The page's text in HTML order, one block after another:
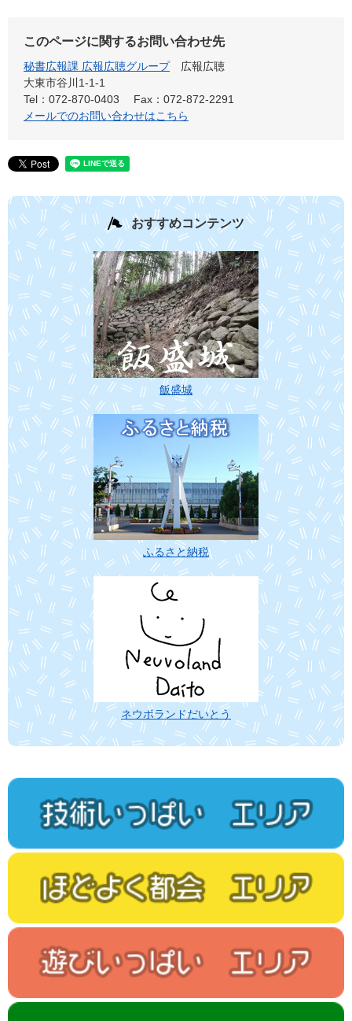
このページに関するお問い合わせ先
秘書広報課 広報広聴グループ
広報広聴
大東市谷川1-1-1
Tel：072-870-0403
Fax：072-872-2291
メールでのお問い合わせはこちら
おすすめコンテンツ
飯盛城
ふるさと納税
ネウボランドだいとう